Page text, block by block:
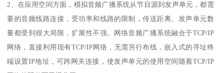
2、在应用空间方面，模拟音频广播系统从节目源到发声单元，都需
要的音频线路连接，受功率和线路的限制，传送距离、发声单元数
量都受到很大局限，扩展性不强。网络音频广播系统融合于TCP/IP
网络，直接利用现有TCP/IP网络，无需另行布线，嵌入式的寻址终
端设置IP地址，可跨网关连接，使发声单元的使用空间随着TCP/IP